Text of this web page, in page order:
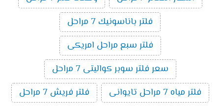
فلتر باناسونيك 7 مراحل
فلتر سبع مراحل امريكى
سعر فلتر سوبر كواليتى 7 مراحل
فلتر مياه 7 مراحل تايوانى
فلتر فريش 7 مراحل